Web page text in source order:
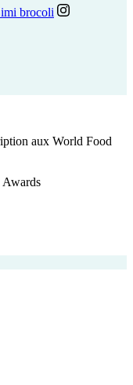
brocoli
aux World Food
Awards